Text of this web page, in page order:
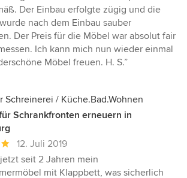
Der Einbau erfolgte zügig und die
nach dem Einbau sauber
Der Preis für die Möbel war absolut fair
Ich kann mich nun wieder einmal
Möbel freuen. H. S.”
Schreinerei / Küche.Bad.Wohnen
Schrankfronten erneuern in
12. Juli 2019
seit 2 Jahren mein
mit Klappbett, was sicherlich